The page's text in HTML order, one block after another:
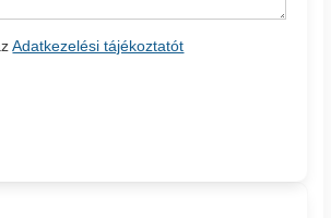
Adatkezelési tájékoztatót